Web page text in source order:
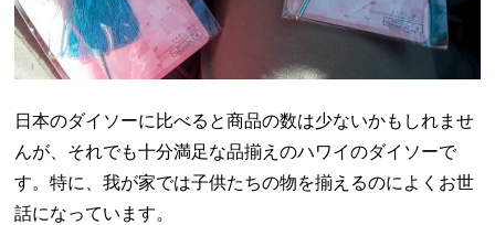
日本のダイソーに比べると商品の数は少ないかもしれませ
んが、それでも十分満足な品揃えのハワイのダイソーで
す。特に、我が家では子供たちの物を揃えるのによくお世
話になっています。